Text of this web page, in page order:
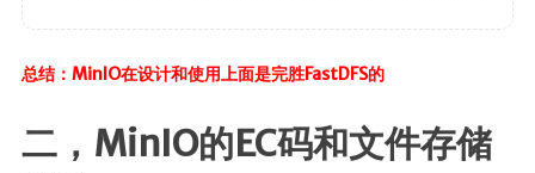
总结：MinIO在设计和使用上面是完胜FastDFS的
二，MinIO的EC码和文件存储